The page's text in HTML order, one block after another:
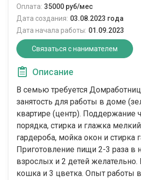
Оплата: 35000 руб/мес
Дата создания: 03.08.2023 года
Дата начала работы: 01.09.2023
Связаться с нанимателем
Описание
В семью требуется
занятость для работы в доме
квартире (центр). Поддержание
порядка, стирка и глажка
гардероба, мойка окон и стирка
Приготовление пищи 2-3 раза в
взрослых и 2 детей желательно.
кошка и 3 цветка. Опыт работы